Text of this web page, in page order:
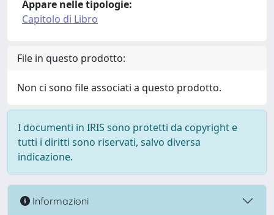
Appare nelle tipologie:
Capitolo di Libro
File in questo prodotto:
Non ci sono file associati a questo prodotto.
I documenti in IRIS sono protetti da copyright e
tutti i diritti sono riservati, salvo diversa
indicazione.
Informazioni